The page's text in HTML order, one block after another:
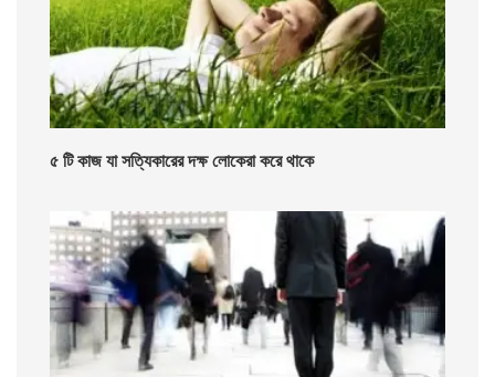
৫ টি কাজ যা সত্যিকারের দক্ষ লোকেরা করে থাকে